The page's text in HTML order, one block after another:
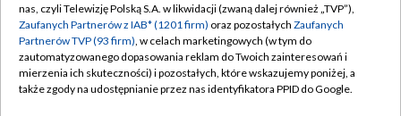
17 Raków Częstochowa 2 -2
18 Wieczysta Kraków 2
nas, czyli Telewizję Polską S.A. w likwidacji (zwaną dalej również „TVP”),
Zaufanych Partnerów z IAB* (1201 firm) oraz pozostałych Zaufanych
Partnerów TVP (93 firm), w celach marketingowych (w tym do
zautomatyzowanego dopasowania reklam do Twoich zainteresowań i
mierzenia ich skuteczności) i pozostałych, które wskazujemy poniżej, a
także zgody na udostępnianie przez nas identyfikatora PPID do Google.